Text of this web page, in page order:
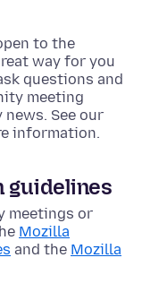
to the
way for you
questions and
meeting
See our
information.
guidelines
meetings or
Mozilla
and the Mozilla